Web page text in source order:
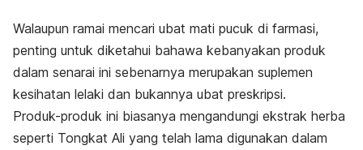
Walaupun ramai mencari ubat mati pucuk di farmasi,
penting untuk diketahui bahawa kebanyakan produk
dalam senarai ini sebenarnya merupakan suplemen
kesihatan lelaki dan bukannya ubat preskripsi.
Produk-produk ini biasanya mengandungi ekstrak herba
seperti Tongkat Ali yang telah lama digunakan dalam